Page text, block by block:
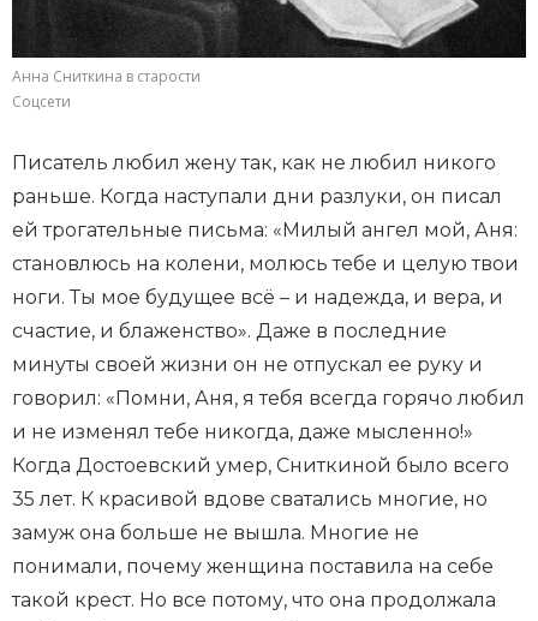
Анна Сниткина в старости
Соцсети
Писатель любил жену так, как не любил никого
раньше. Когда наступали дни разлуки, он писал
ей трогательные письма: «Милый ангел мой, Аня:
становлюсь на колени, молюсь тебе и целую твои
ноги. Ты мое будущее всё – и надежда, и вера, и
счастие, и блаженство». Даже в последние
минуты своей жизни он не отпускал ее руку и
говорил: «Помни, Аня, я тебя всегда горячо любил
и не изменял тебе никогда, даже мысленно!»
Когда Достоевский умер, Сниткиной было всего
35 лет. К красивой вдове сватались многие, но
замуж она больше не вышла. Многие не
понимали, почему женщина поставила на себе
такой крест. Но все потому, что она продолжала